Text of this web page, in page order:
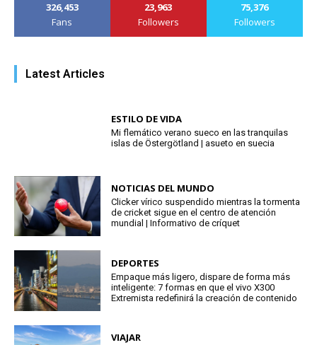
326,453
Fans
23,963
Followers
75,376
Followers
Latest Articles
ESTILO DE VIDA
Mi flemático verano sueco en las tranquilas
islas de Östergötland | asueto en suecia
NOTICIAS DEL MUNDO
Clicker vírico suspendido mientras la tormenta
de cricket sigue en el centro de atención
mundial | Informativo de críquet
DEPORTES
Empaque más ligero, dispare de forma más
inteligente: 7 formas en que el vivo X300
Extremista redefinirá la creación de contenido
VIAJAR